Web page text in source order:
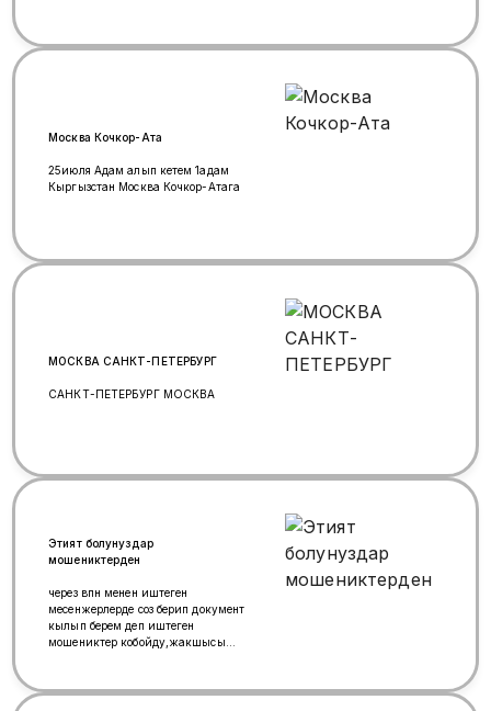
Москва Кочкор-Ата
25июля Адам алып кетем 1адам
Кыргызстан Москва Кочкор-Атага
МОСКВА САНКТ-ПЕТЕРБУРГ
САНКТ-ПЕТЕРБУРГ МОСКВА
Этият болунуздар
мошениктерден
через впн менен иштеген
месенжерлерде соз берип документ
кылып берем деп иштеген
мошениктер кобойду,жакшысы
туугандар.Кыргыз мошениктер